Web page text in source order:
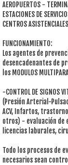
AEROPUERTOS -
ESTACIONES DE
CENTROS
FUNCIONAMIENTO:
Los agentes de
desencadenantes de
los MODULOS
-CONTROL DE SIGNOS
(Presión Arterial-
ACV, Infartos,
otros) - evaluación de
licencias laburales,
Todo los procesos de
necesarios sean